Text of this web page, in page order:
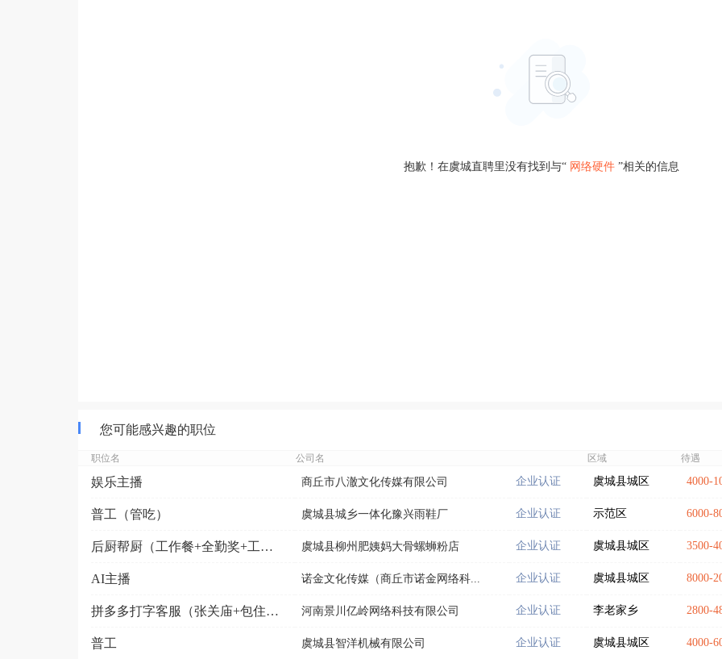
抱歉！在虞城直聘里没有找到与“ 网络硬件 ”相关的信息
您可能感兴趣的职位
职位名 公司名 区域 待遇
娱乐主播 商丘市八澈文化传媒有限公司 企业认证 虞城县城区 4000-
普工（管吃） 虞城县城乡一体化豫兴雨鞋厂 企业认证 示范区 6000-
后厨帮厨（工作餐+全勤奖+工龄奖） 虞城县柳州肥姨妈大骨螺蛳粉店 企业认证 虞城县城区 3500-
AI主播 诺金文化传媒（商丘市诺金网络科... 企业认证 虞城县城区 8000-
拼多多打字客服（张关庙+包住单间） 河南景川亿岭网络科技有限公司 企业认证 李老家乡 2800-
普工 虞城县智洋机械有限公司 企业认证 虞城县城区 4000-